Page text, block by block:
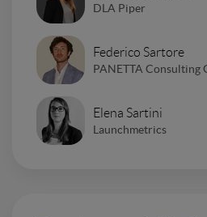
DLA Piper
Federico Sartore
PANETTA Consulting
Elena Sartini
Launchmetrics